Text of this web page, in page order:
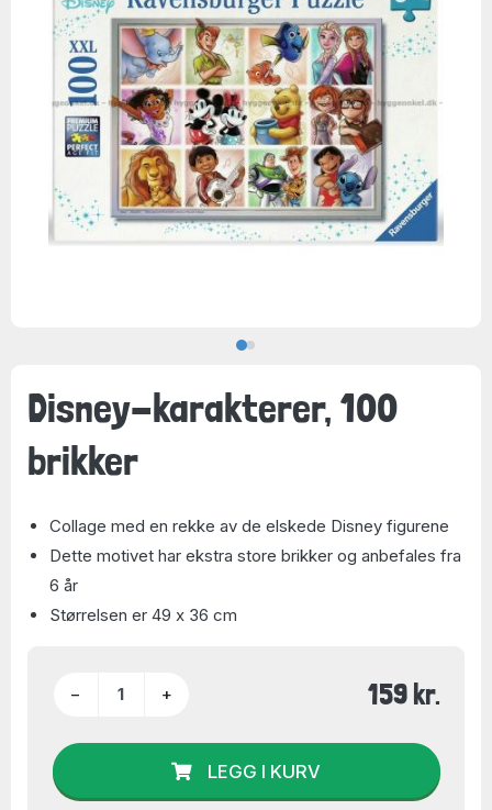
Disney-karakterer, 100
brikker
Collage med en rekke av de elskede Disney figurene
Dette motivet har ekstra store brikker og anbefales fra
6 år
Størrelsen er 49 x 36 cm
− + 159 kr.
LEGG I KURV